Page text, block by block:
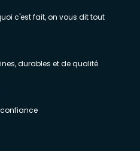
c'est fait, on vous dit tout
durables et de qualité